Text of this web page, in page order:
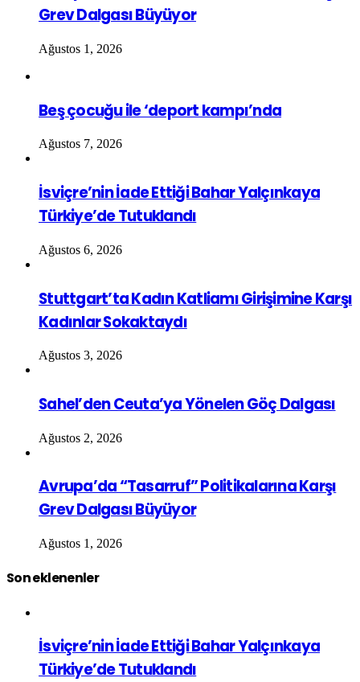
Grev Dalgası Büyüyor
Ağustos 1, 2026
Beş çocuğu ile ‘deport kampı’nda
Ağustos 7, 2026
İsviçre’nin İade Ettiği Bahar Yalçınkaya
Türkiye’de Tutuklandı
Ağustos 6, 2026
Stuttgart’ta Kadın Katliamı Girişimine Karşı
Kadınlar Sokaktaydı
Ağustos 3, 2026
Sahel’den Ceuta’ya Yönelen Göç Dalgası
Ağustos 2, 2026
Avrupa’da “Tasarruf” Politikalarına Karşı
Grev Dalgası Büyüyor
Ağustos 1, 2026
Son eklenenler
İsviçre’nin İade Ettiği Bahar Yalçınkaya
Türkiye’de Tutuklandı